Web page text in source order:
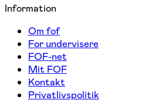
Information
Om fof
For undervisere
FOF-net
Mit FOF
Kontakt
Privatlivspolitik